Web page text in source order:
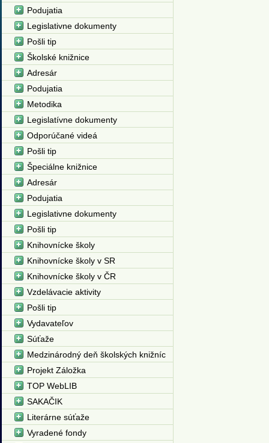
Podujatia
Legislativne dokumenty
Pošli tip
Školské knižnice
Adresár
Podujatia
Metodika
Legislatívne dokumenty
Odporúčané videá
Pošli tip
Špeciálne knižnice
Adresár
Podujatia
Legislativne dokumenty
Pošli tip
Knihovnícke školy
Knihovnícke školy v SR
Knihovnícke školy v ČR
Vzdelávacie aktivity
Pošli tip
Vydavateľov
Súťaže
Medzinárodný deň školských knižníc
Projekt Záložka
TOP WebLIB
SAKAČIK
Literárne súťaže
Vyradené fondy